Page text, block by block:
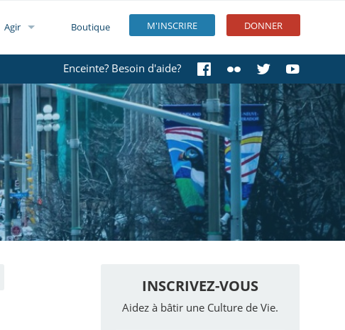
M'INSCRIRE DONNER
Agir Boutique
Enceinte? Besoin d'aide?
INSCRIVEZ-VOUS
Aidez à bâtir une Culture de Vie.